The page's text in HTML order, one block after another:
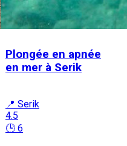
Plongée en apnée
en mer à Serik
📍 Serik
4.5
🕒 6